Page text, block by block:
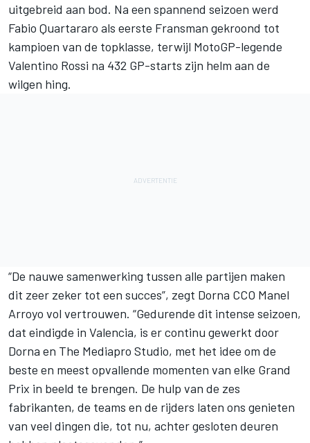
uitgebreid aan bod. Na een spannend seizoen werd
Fabio Quartararo als eerste Fransman gekroond tot
kampioen van de topklasse, terwijl MotoGP-legende
Valentino Rossi na 432 GP-starts zijn helm aan de
wilgen hing.
“De nauwe samenwerking tussen alle partijen maken
dit zeer zeker tot een succes”, zegt Dorna CCO Manel
Arroyo vol vertrouwen. “Gedurende dit intense seizoen,
dat eindigde in Valencia, is er continu gewerkt door
Dorna en The Mediapro Studio, met het idee om de
beste en meest opvallende momenten van elke Grand
Prix in beeld te brengen. De hulp van de zes
fabrikanten, de teams en de rijders laten ons genieten
van veel dingen die, tot nu, achter gesloten deuren